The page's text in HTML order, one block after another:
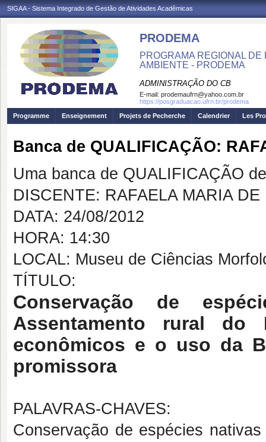
SIGAA - Sistema Integrado de Gestão de Atividades Acadêmicas
PRODEMA
PROGRAMA REGIONAL
AMBIENTE - PRODEMA
ADMINISTRAÇÃO DO CB
E-mail: prodemaufrn@yahoo.com.br
https://posgraduacao.ufrn.br/prodema
Programme
Enseignement Projets de Pecherche Calendrier Les
Banca de QUALIFICAÇÃO:
Uma banca de QUALIFICAÇÃO
DISCENTE: RAFAELA MARIA
DATA: 24/08/2012
HORA: 14:30
LOCAL: Museu de Ciências
TÍTULO:
Conservação de
Assentamento rural do
econômicos e o uso da
promissora
PALAVRAS-CHAVES:
Conservação de espécies